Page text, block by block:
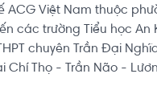
ACG Việt Nam thuộc
các trường Tiểu học An
chuyên Trần Đại
Chí Thọ - Trần Não -